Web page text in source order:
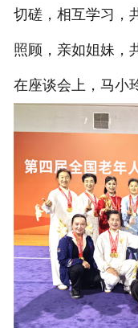
切磋，相互学习，
照顾，亲如姐妹，
在座谈会上，马小